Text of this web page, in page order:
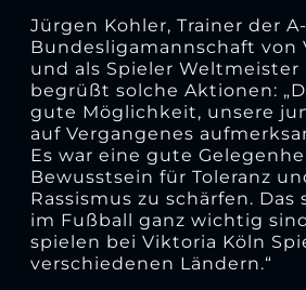
Jürgen Kohler, Trainer der
Bundesligamannschaft von
und als Spieler Weltmeister
begrüßt solche Aktionen:
gute Möglichkeit, unsere
auf Vergangenes
Es war eine gute
Bewusstsein für Toleranz
Rassismus zu schärfen. Das
im Fußball ganz wichtig
spielen bei Viktoria Köln
verschiedenen Ländern.“